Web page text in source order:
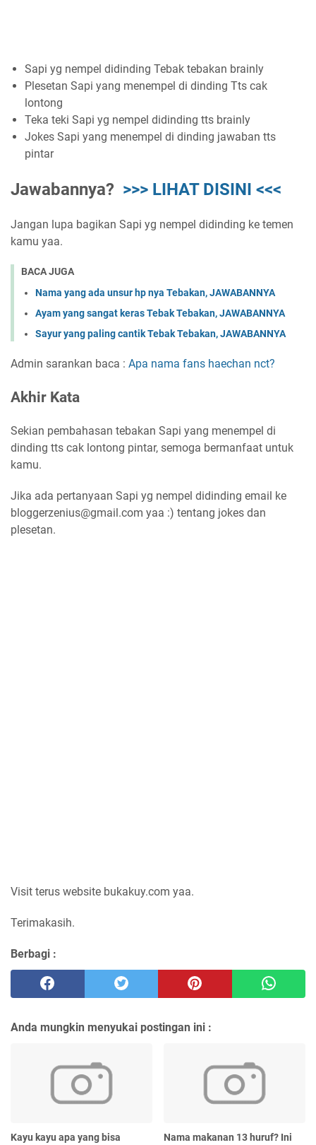
Sapi yg nempel didinding Tebak tebakan brainly
Plesetan Sapi yang menempel di dinding Tts cak
lontong
Teka teki Sapi yg nempel didinding tts brainly
Jokes Sapi yang menempel di dinding jawaban tts
pintar
Jawabannya? >>> LIHAT DISINI <<<
Jangan lupa bagikan Sapi yg nempel didinding ke temen
kamu yaa.
BACA JUGA
Nama yang ada unsur hp nya Tebakan, JAWABANNYA
Ayam yang sangat keras Tebak Tebakan, JAWABANNYA
Sayur yang paling cantik Tebak Tebakan, JAWABANNYA
Admin sarankan baca : Apa nama fans haechan nct?
Akhir Kata
Sekian pembahasan tebakan Sapi yang menempel di
dinding tts cak lontong pintar, semoga bermanfaat untuk
kamu.
Jika ada pertanyaan Sapi yg nempel didinding email ke
bloggerzenius@gmail.com yaa :) tentang jokes dan
plesetan.
Visit terus website bukakuy.com yaa.
Terimakasih.
Berbagi :
Anda mungkin menyukai postingan ini :
Kayu kayu apa yang bisa
Nama makanan 13 huruf? Ini